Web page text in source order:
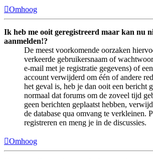
Omhoog
Ik heb me ooit geregistreerd maar kan nu
aanmelden!?
De meest voorkomende oorzaken
verkeerde gebruikersnaam of
e-mail met je registratie gegevens) of
account verwijderd om één of andere
het geval is, heb je dan ooit een bericht
normaal dat forums om de zoveel tijd
geen berichten geplaatst hebben,
de database qua omvang te verkleinen.
registreren en meng je in de discussies.
Omhoog